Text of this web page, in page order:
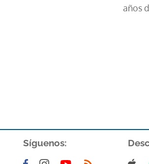
años
Síguenos: